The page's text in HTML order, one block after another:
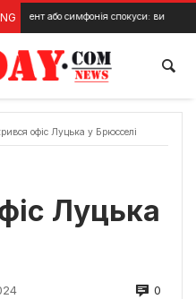
спокуси: вистава у Луцьку
офіс Луцька у Брюсселі
Луцька
0